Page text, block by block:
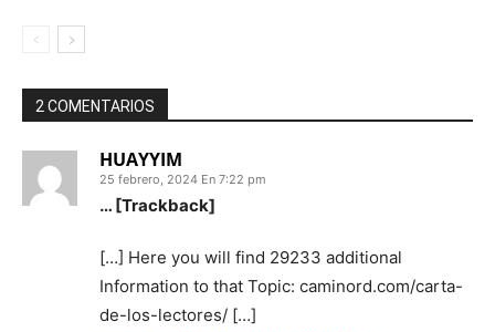
2 COMENTARIOS
HUAYYIM
25 febrero, 2024 En 7:22 pm
… [Trackback]
[…] Here you will find 29233 additional
Information to that Topic: caminord.com/carta-
de-los-lectores/ […]